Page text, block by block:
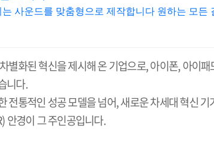
사운드를 맞춤형으로 제작합니다 원하는 모든
별화된 혁신을 제시해 온 기업으로,아이폰,아이패
니다.
전통적인 성공 모델을 넘어,새로운 차세대 혁신
안경이 그 주인공입니다.